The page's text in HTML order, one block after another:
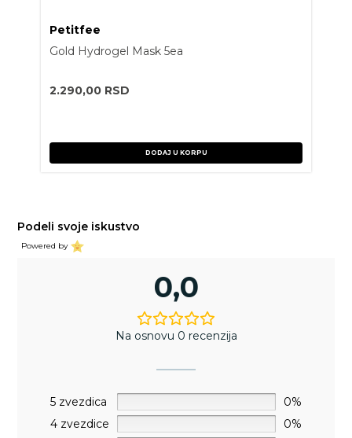
Petitfee
Gold Hydrogel Mask 5ea
2.290,00 RSD
DODAJ U KORPU
Podeli svoje iskustvo
Powered by
0,0
Na osnovu 0 recenzija
5 zvezdica
0%
4 zvezdice
0%